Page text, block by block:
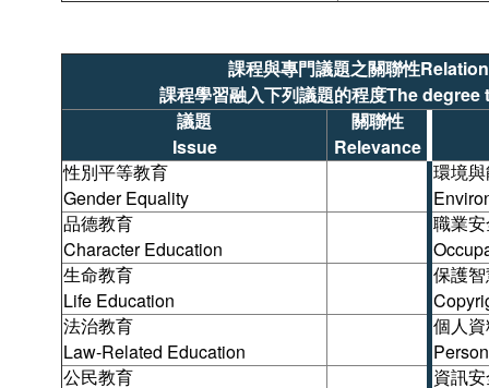
課程與專門議題之關聯性
課程學習融入下列議題的程度The
議題
Issue
關聯性
Relevance
性別平等教育
Gender Equality
環境
品德教育
Character Education
職業
生命教育
Life Education
保護
法治教育
Law-Related Education
個人
公民教育
資訊安